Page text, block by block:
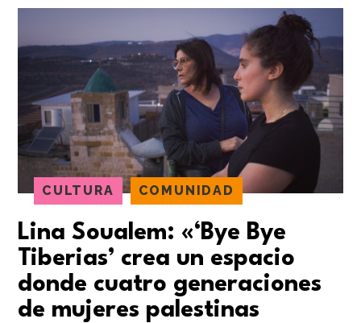
CULTURA COMUNIDAD
Lina Soualem: «‘Bye Bye
Tiberias’ crea un espacio
donde cuatro generaciones
de mujeres palestinas